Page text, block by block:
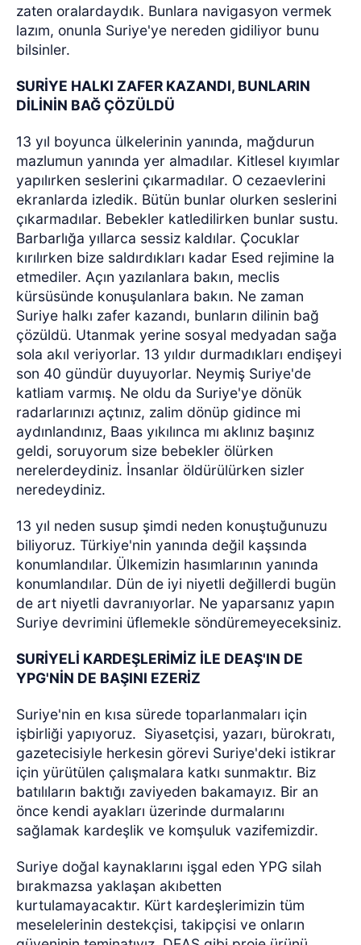
zaten oralardaydık. Bunlara navigasyon vermek
lazım, onunla Suriye'ye nereden gidiliyor bunu
bilsinler.
SURİYE HALKI ZAFER KAZANDI, BUNLARIN
DİLİNİN BAĞ ÇÖZÜLDÜ
13 yıl boyunca ülkelerinin yanında, mağdurun
mazlumun yanında yer almadılar. Kitlesel kıyımlar
yapılırken seslerini çıkarmadılar. O cezaevlerini
ekranlarda izledik. Bütün bunlar olurken seslerini
çıkarmadılar. Bebekler katledilirken bunlar sustu.
Barbarlığa yıllarca sessiz kaldılar. Çocuklar
kırılırken bize saldırdıkları kadar Esed rejimine la
etmediler. Açın yazılanlara bakın, meclis
kürsüsünde konuşulanlara bakın. Ne zaman
Suriye halkı zafer kazandı, bunların dilinin bağ
çözüldü. Utanmak yerine sosyal medyadan sağa
sola akıl veriyorlar. 13 yıldır durmadıkları endişeyi
son 40 gündür duyuyorlar. Neymiş Suriye'de
katliam varmış. Ne oldu da Suriye'ye dönük
radarlarınızı açtınız, zalim dönüp gidince mi
aydınlandınız, Baas yıkılınca mı aklınız başınız
geldi, soruyorum size bebekler ölürken
nerelerdeydiniz. İnsanlar öldürülürken sizler
neredeydiniz.
13 yıl neden susup şimdi neden konuştuğunuzu
biliyoruz. Türkiye'nin yanında değil kaşsında
konumlandılar. Ülkemizin hasımlarının yanında
konumlandılar. Dün de iyi niyetli değillerdi bugün
de art niyetli davranıyorlar. Ne yaparsanız yapın
Suriye devrimini üflemekle söndüremeyeceksiniz.
SURİYELİ KARDEŞLERİMİZ İLE DEAŞ'IN DE
YPG'NİN DE BAŞINI EZERİZ
Suriye'nin en kısa sürede toparlanmaları için
işbirliği yapıyoruz. Siyasetçisi, yazarı, bürokratı,
gazetecisiyle herkesin görevi Suriye'deki istikrar
için yürütülen çalışmalara katkı sunmaktır. Biz
batılıların baktığı zaviyeden bakamayız. Bir an
önce kendi ayakları üzerinde durmalarını
sağlamak kardeşlik ve komşuluk vazifemizdir.
Suriye doğal kaynaklarını işgal eden YPG silah
bırakmazsa yaklaşan akıbetten
kurtulamayacaktır. Kürt kardeşlerimizin tüm
meselelerinin destekçisi, takipçisi ve onların